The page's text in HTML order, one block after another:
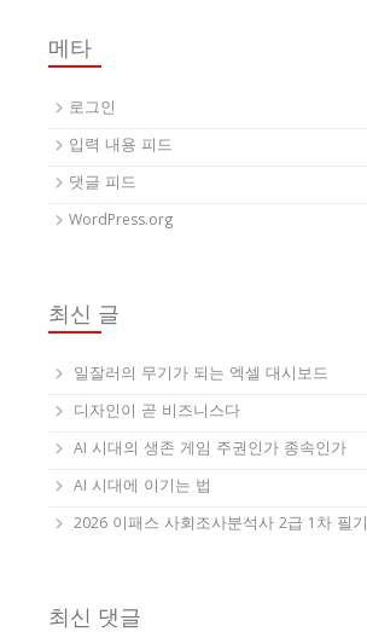
메타
로그인
입력 내용 피드
댓글 피드
WordPress.org
최신 글
일잘러의 무기가 되는 엑셀 대시보드
디자인이 곧 비즈니스다
AI 시대의 생존 게임 주권인가 종속인가
AI 시대에 이기는 법
2026 이패스 사회조사분석사 2급 1차 필기
최신 댓글